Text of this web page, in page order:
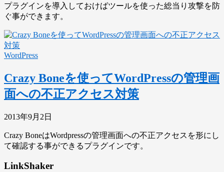
プラグインを導入しておけばツールを使った総当り攻撃を防
ぐ事ができます。
WordPress
Crazy Boneを使ってWordPressの管理画
面への不正アクセス対策
2013年9月2日
Crazy BoneはWordpressの管理画面への不正アクセスを形にし
て確認する事ができるプラグインです。
LinkShaker